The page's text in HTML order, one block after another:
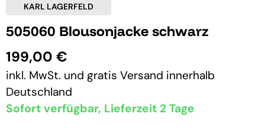
KARL LAGERFELD
505060 Blousonjacke schwarz
199,00 €
inkl. MwSt. und gratis Versand innerhalb
Deutschland
Sofort verfügbar, Lieferzeit 2 Tage